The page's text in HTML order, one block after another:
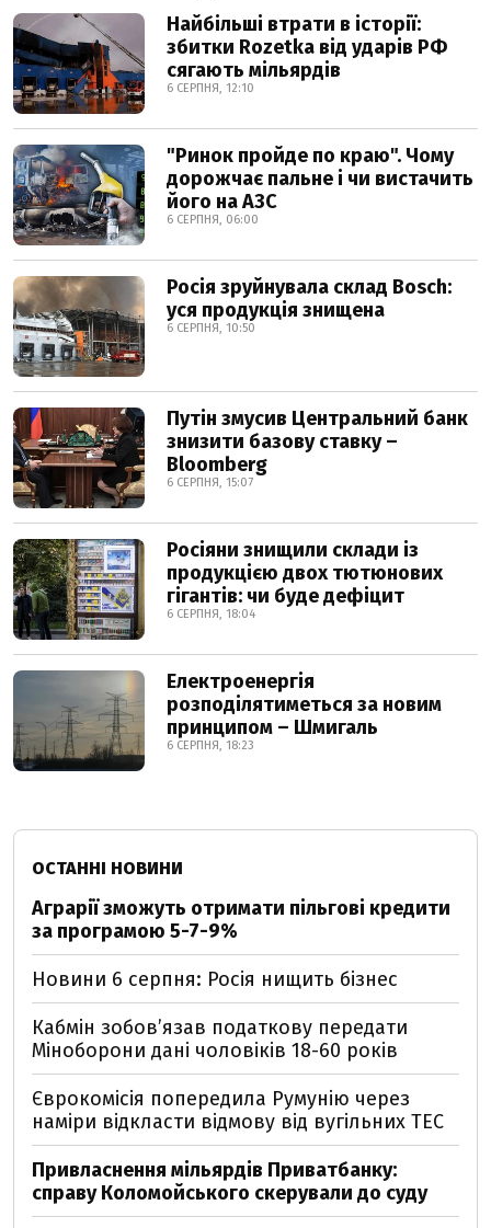
Найбільші втрати в історії:
збитки Rozetka від ударів РФ
сягають мільярдів
6 СЕРПНЯ, 12:10
"Ринок пройде по краю". Чому
дорожчає пальне і чи вистачить
його на АЗС
6 СЕРПНЯ, 06:00
Росія зруйнувала склад Bosch:
уся продукція знищена
6 СЕРПНЯ, 10:50
Путін змусив Центральний банк
знизити базову ставку –
Bloomberg
6 СЕРПНЯ, 15:07
Росіяни знищили склади із
продукцією двох тютюнових
гігантів: чи буде дефіцит
6 СЕРПНЯ, 18:04
Електроенергія
розподілятиметься за новим
принципом – Шмигаль
6 СЕРПНЯ, 18:23
ОСТАННІ НОВИНИ
Аграрії зможуть отримати пільгові кредити
за програмою 5-7-9%
Новини 6 серпня: Росія нищить бізнес
Кабмін зобовʼязав податкову передати
Міноборони дані чоловіків 18-60 років
Єврокомісія попередила Румунію через
наміри відкласти відмову від вугільних ТЕС
Привласнення мільярдів Приватбанку:
справу Коломойського скерували до суду